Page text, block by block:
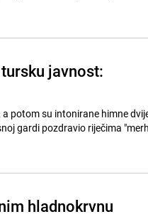
javnost:
potom su intonirane himne
gardi pozdravio riječima
hladnokrvnu